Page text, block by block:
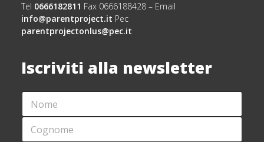
Tel 0666182811 Fax 0666188428 – Email
info@parentproject.it Pec
parentprojectonlus@pec.it
Iscriviti alla newsletter
N
M
*
C